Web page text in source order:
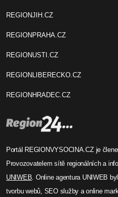
REGIONJIH.CZ
REGIONPRAHA.CZ
REGIONUSTI.CZ
REGIONLIBERECKO.CZ
REGIONHRADEC.CZ
Portál REGIONVYSOCINA.CZ je
Provozovatelem sítě regionálních a
UNIWEB . Online agentura UNIWEB
tvorbu webů, SEO služby a online